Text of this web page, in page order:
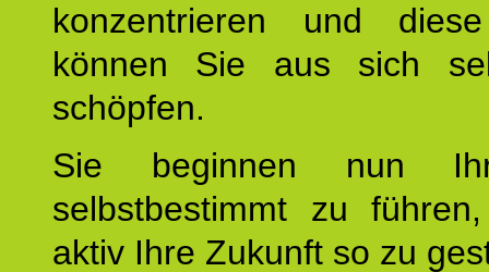
konzentrieren und
können Sie aus sich
schöpfen.
Sie beginnen nun
selbstbestimmt zu
aktiv Ihre Zukunft so zu